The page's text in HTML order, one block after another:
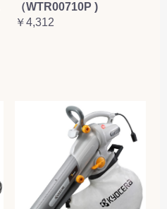
（WTR00710P )
￥4,312